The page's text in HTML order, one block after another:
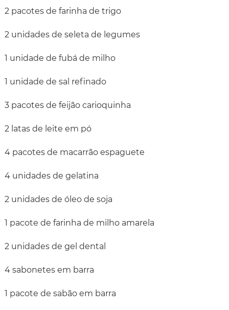
2 pacotes de farinha de trigo
2 unidades de seleta de legumes
1 unidade de fubá de milho
1 unidade de sal refinado
3 pacotes de feijão carioquinha
2 latas de leite em pó
4 pacotes de macarrão espaguete
4 unidades de gelatina
2 unidades de óleo de soja
1 pacote de farinha de milho amarela
2 unidades de gel dental
4 sabonetes em barra
1 pacote de sabão em barra